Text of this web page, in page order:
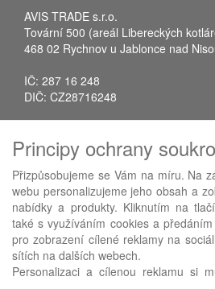
AVIS TRADE s.r.o.
Tovární 500 (areál Libereckých
468 02 Rychnov u Jablonce nad
IČ: 287 16 248
DIČ: CZ28716248
Fax: +420 483 034 590
E-mail:info@avistrade.cz
Web:www.avistrade.cz
Používáme ABRA eShop- nejlepší
Principy ochrany
Přizpůsobujeme se Vám na míru. Na
webu personalizujeme jeho obsah a
nabídky a produkty. Kliknutím na
také s využíváním cookies a
pro zobrazení cílené reklamy na
sítích na dalších webech.
Personalizaci a cílenou reklamu si